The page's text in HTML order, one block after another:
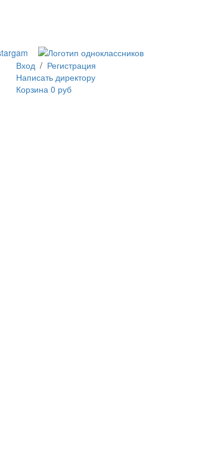
Вход/ Регистрация
Написать директору
Корзина 0 руб